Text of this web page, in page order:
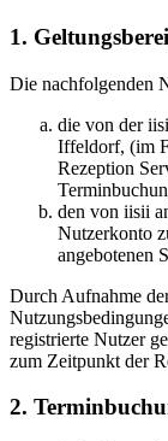
1.
Die nachfolgenden
die von der
Iffeldorf, (im
Rezeption
den von iisii
Nutzerkonto
angebotenen
Durch Aufnahme
registrierte Nutzer
zum Zeitpunkt der
2.